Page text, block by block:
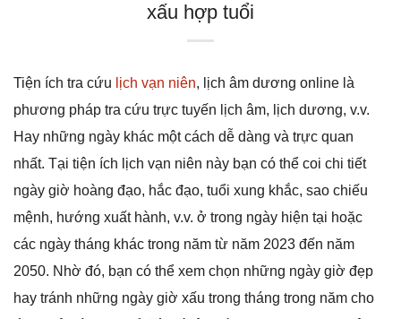
xấu hợp tuổi
Tiện ích tra cứu lịch vạn niên, lịch âm dương online là
phương pháp tra cứu trực tuyến lịch âm, lịch dương, v.v.
Hay những ngày khác một cách dễ dàng và trực quan
nhất. Tại tiện ích lịch vạn niên này bạn có thể coi chi tiết
ngày giờ hoàng đạo, hắc đạo, tuổi xung khắc, sao chiếu
mệnh, hướng xuất hành, v.v. ở trong ngày hiện tại hoặc
các ngày tháng khác trong năm từ năm 2023 đến năm
2050. Nhờ đó, bạn có thể xem chọn những ngày giờ đẹp
hay tránh những ngày giờ xấu trong tháng trong năm cho